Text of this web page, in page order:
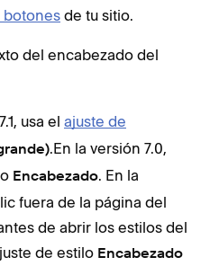
botones de tu sitio.
del encabezado del
usa el ajuste de
.En la versión 7.0,
Encabezado. En la
fuera de la página del
de abrir los estilos del
de estilo Encabezado